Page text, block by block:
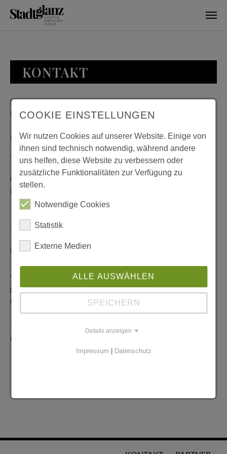
KONTAKT
Stadtglanz / mediaworld GmbH
Bankplatz 8
38100 Braunschweig
Deutschland
Telefon: 0531 482010-20
Geschäftszeiten: Montag bis Donnerstag 08:00 bis 18:00;
Freitag 08:00 bis 15:00
Redaktionelle Anfragen
info@stadtglanz.de
Anzeigen-Service
graen@mediaworldgmbh.deoder
meyer@mediaworldgmbh.de
tipps@stadtglanz.de
COOKIE EINSTELLUNGEN
Wir nutzen Cookies auf unserer Website. Einige von
ihnen sind technisch notwendig, während andere
uns helfen, diese Website zu verbessern oder
zusätzliche Funktionalitäten zur Verfügung zu
stellen.
Notwendige Cookies
Statistik
Externe Medien
ALLE AUSWÄHLEN
SPEICHERN
Details anzeigen
Impressum | Datenschutz